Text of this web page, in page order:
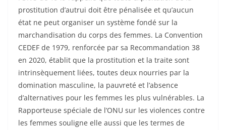
prostitution d’autrui doit être pénalisée et qu’aucun
état ne peut organiser un système fondé sur la
marchandisation du corps des femmes. La Convention
CEDEF de 1979, renforcée par sa Recommandation 38
en 2020, établit que la prostitution et la traite sont
intrinsèquement liées, toutes deux nourries par la
domination masculine, la pauvreté et l’absence
d’alternatives pour les femmes les plus vulnérables. La
Rapporteuse spéciale de l’ONU sur les violences contre
les femmes souligne elle aussi que les termes de